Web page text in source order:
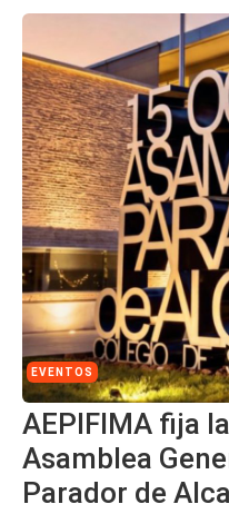
EVENTOS
AEPIFIMA fija
Asamblea
Parador de